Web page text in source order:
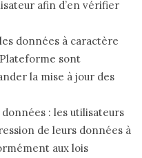
afin d’en vérifier
données à caractère
sont
la mise à jour des
: les utilisateurs
de leurs données à
aux lois